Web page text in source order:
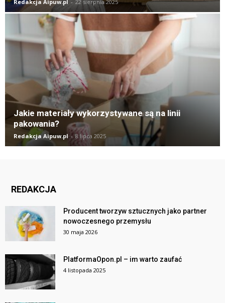
Redakcja Aipuw.pl - 22 sierpnia 2025
Jakie materiały wykorzystywane są na linii
pakowania?
Redakcja Aipuw.pl - 8 lipca 2025
REDAKCJA
Producent tworzyw sztucznych jako partner
nowoczesnego przemysłu
30 maja 2026
PlatformaOpon.pl – im warto zaufać
4 listopada 2025